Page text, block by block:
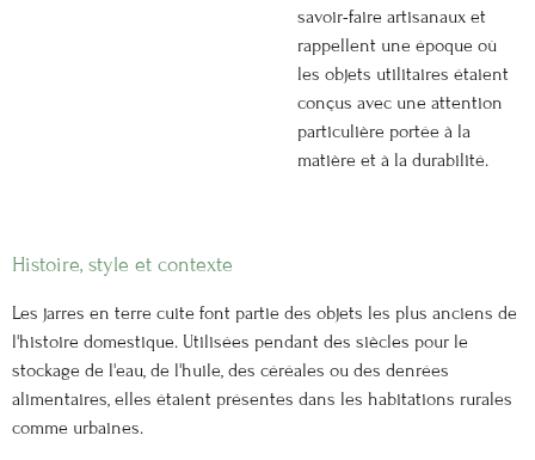
savoir-faire artisanaux et
rappellent une époque où
les objets utilitaires étaient
conçus avec une attention
particulière portée à la
matière et à la durabilité.
Histoire, style et contexte
Les jarres en terre cuite font partie des objets les plus anciens de
l'histoire domestique. Utilisées pendant des siècles pour le
stockage de l'eau, de l'huile, des céréales ou des denrées
alimentaires, elles étaient présentes dans les habitations rurales
comme urbaines.